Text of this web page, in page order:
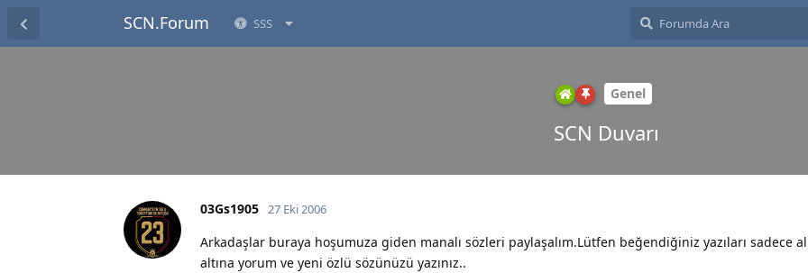
SCN.Forum SSS
Genel
SCN Duvarı
03Gs1905 27 Eki 2006
Arkadaşlar buraya hoşumuza giden manalı sözleri paylaşalım.Lütfen beğendiğiniz yazıları sadece
altına yorum ve yeni özlü sözünüzü yazınız..